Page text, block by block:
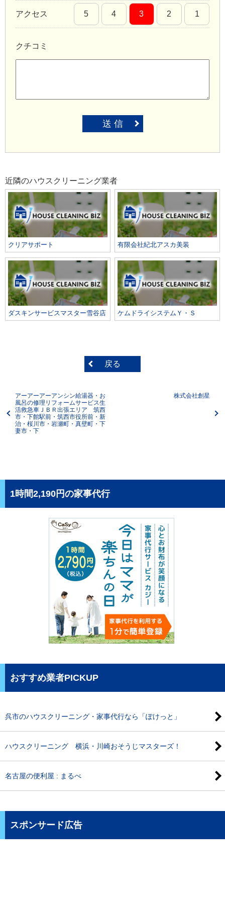
アクセス 5 4 3 2 1
クチコミ
送 信
近隣のハウスクリーニング業者
クリアサポート 有限会社紀北アスカ美装
ダスキンサービスマスター雪谷店 ケムドライシステムＹ・Ｓ
戻る
アーアーアーアンシン給湯器・お
風呂の修理リフォームサービス生
活救急車ＪＢＲ出張エリア 筑西
市・下館駅前・筑西市役所前・新
治・桜川市・岩瀬町・真壁町・下
妻市・下
株式会社創星
1時間2,190円の家事代行
おすすめ業者PICKUP
呉市のハウスクリーニング・家事代行なら「ぽけっと」
ハウスクリーニング 横浜・川崎おそうじマスターズ！
名古屋の便利屋 : まるべ
スポンサード広告